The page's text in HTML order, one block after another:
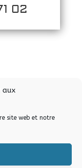
aux
site web et notre
02